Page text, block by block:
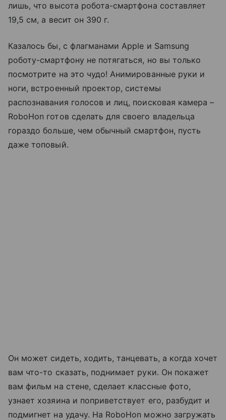
лишь, что высота робота-смартфона составляет
19,5 см, а весит он 390 г.
Казалось бы, с флагманами Apple и Samsung
роботу-смартфону не потягаться, но вы только
посмотрите на это чудо! Анимированные руки и
ноги, встроенный проектор, системы
распознавания голосов и лиц, поисковая камера –
RoboHon готов сделать для своего владельца
гораздо больше, чем обычный смартфон, пусть
даже топовый.
Он может сидеть, ходить, танцевать, а когда хочет
вам что-то сказать, поднимает руки. Он покажет
вам фильм на стене, сделает классные фото,
узнает хозяина и поприветствует его, разбудит и
подмигнет на удачу. На RoboHon можно загружать